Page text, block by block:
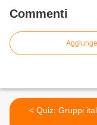
Commenti
< Quiz: Gruppi